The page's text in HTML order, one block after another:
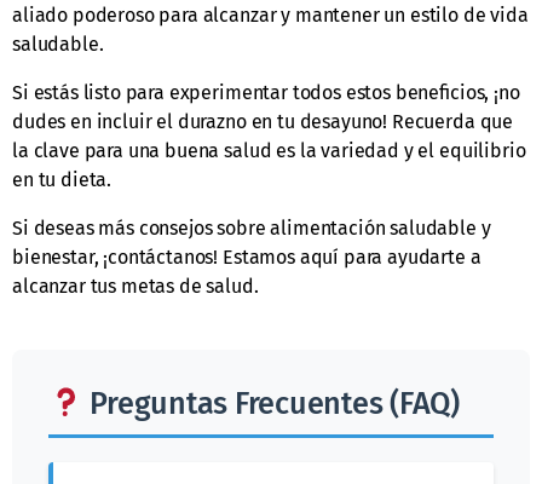
aliado poderoso para alcanzar y mantener un estilo de vida
saludable.
Si estás listo para experimentar todos estos beneficios, ¡no
dudes en incluir el durazno en tu desayuno! Recuerda que
la clave para una buena salud es la variedad y el equilibrio
en tu dieta.
Si deseas más consejos sobre alimentación saludable y
bienestar, ¡contáctanos! Estamos aquí para ayudarte a
alcanzar tus metas de salud.
Preguntas Frecuentes (FAQ)